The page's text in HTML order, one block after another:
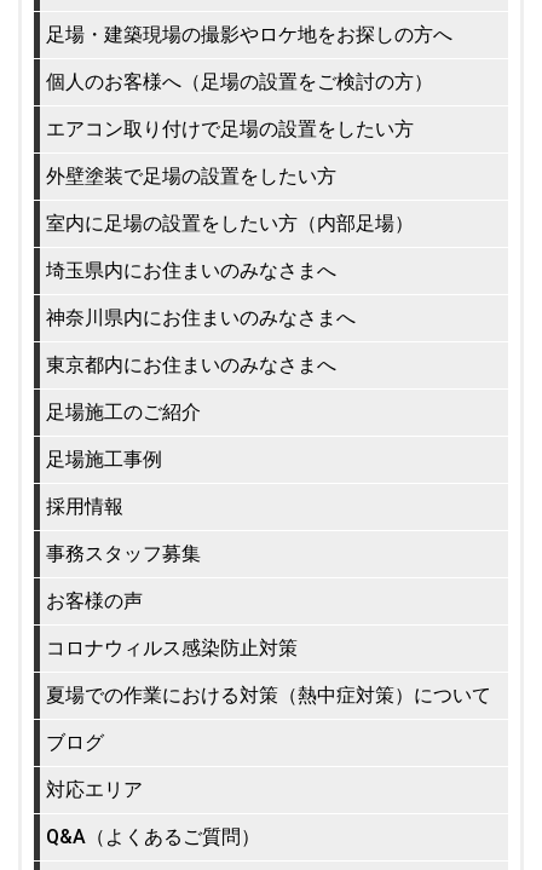
足場・建築現場の撮影やロケ地をお探しの方へ
個人のお客様へ（足場の設置をご検討の方）
エアコン取り付けで足場の設置をしたい方
外壁塗装で足場の設置をしたい方
室内に足場の設置をしたい方（内部足場）
埼玉県内にお住まいのみなさまへ
神奈川県内にお住まいのみなさまへ
東京都内にお住まいのみなさまへ
足場施工のご紹介
足場施工事例
採用情報
事務スタッフ募集
お客様の声
コロナウィルス感染防止対策
夏場での作業における対策（熱中症対策）について
ブログ
対応エリア
Q&A（よくあるご質問）